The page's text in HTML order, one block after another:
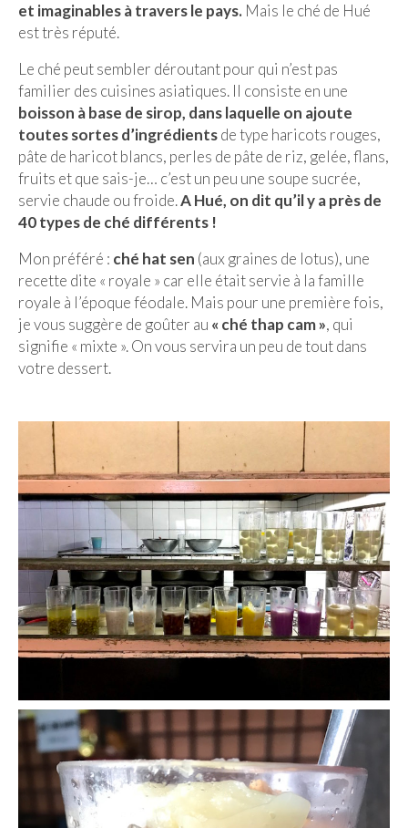
et imaginables à travers le pays. Mais le ché de Hué
est très réputé.
Le ché peut sembler déroutant pour qui n’est pas
familier des cuisines asiatiques. Il consiste en une
boisson à base de sirop, dans laquelle on ajoute
toutes sortes d’ingrédientsde type haricots rouges,
pâte de haricot blancs, perles de pâte de riz, gelée, flans,
fruits et que sais-je… c’est un peu une soupe sucrée,
servie chaude ou froide.A Hué, on dit qu’il y a près de
40 types de ché différents !
Mon préféré : ché hat sen (aux graines de lotus), une
recette dite « royale » car elle était servie à la famille
royale à l’époque féodale. Mais pour une première fois,
je vous suggère de goûter au « ché thap cam », qui
signifie « mixte ». On vous servira un peu de tout dans
votre dessert.